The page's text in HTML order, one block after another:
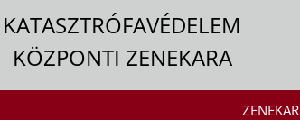
KATASZTRÓFAVÉDELEM
KÖZPONTI ZENEKARA
ZENEKAR